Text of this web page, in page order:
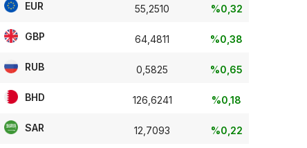
EUR 55,2510 %0,32
GBP 64,4811 %0,38
RUB 0,5825 %0,65
BHD 126,6241 %0,18
SAR 12,7093 %0,22